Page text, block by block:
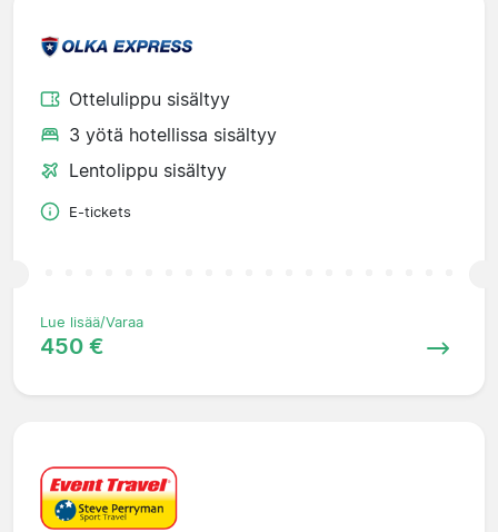
Ottelulippu sisältyy
3 yötä hotellissa sisältyy
Lentolippu sisältyy
E-tickets
Lue lisää/Varaa
450 €